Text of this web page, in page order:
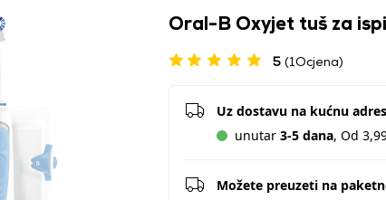
Oral-B Oxyjet tuš za
5 (1Ocjena)
Uz dostavu na kućnu
unutar 3-5 dana, Od
Možete preuzeti na